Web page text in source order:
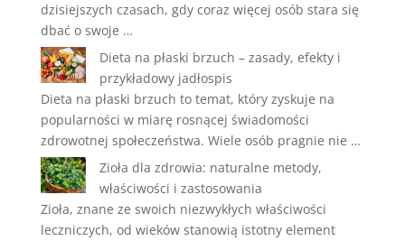
dzisiejszych czasach, gdy coraz więcej osób stara się
dbać o swoje …
Dieta na płaski brzuch – zasady, efekty i
przykładowy jadłospis
Dieta na płaski brzuch to temat, który zyskuje na
popularności w miarę rosnącej świadomości
zdrowotnej społeczeństwa. Wiele osób pragnie nie …
Zioła dla zdrowia: naturalne metody,
właściwości i zastosowania
Zioła, znane ze swoich niezwykłych właściwości
leczniczych, od wieków stanowią istotny element